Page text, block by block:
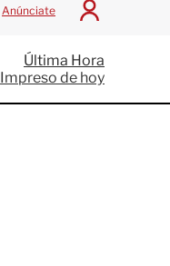
Anúnciate
I
c
i
a
Última Hora
Impreso de hoy